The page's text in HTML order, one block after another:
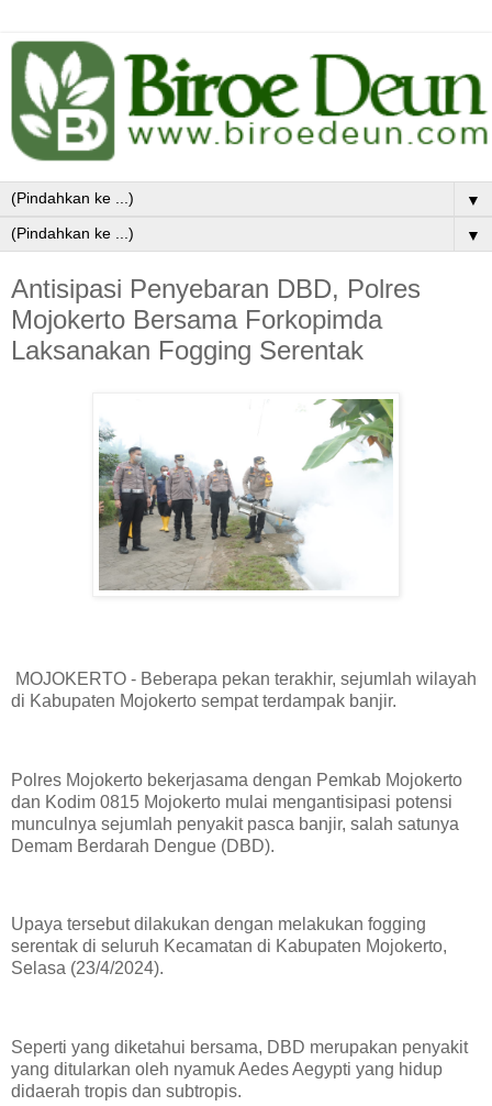
▼
▼
Antisipasi Penyebaran DBD, Polres
Mojokerto Bersama Forkopimda
Laksanakan Fogging Serentak
MOJOKERTO - Beberapa pekan terakhir, sejumlah wilayah
di Kabupaten Mojokerto sempat terdampak banjir.
Polres Mojokerto bekerjasama dengan Pemkab Mojokerto
dan Kodim 0815 Mojokerto mulai mengantisipasi potensi
munculnya sejumlah penyakit pasca banjir, salah satunya
Demam Berdarah Dengue (DBD).
Upaya tersebut dilakukan dengan melakukan fogging
serentak di seluruh Kecamatan di Kabupaten Mojokerto,
Selasa (23/4/2024).
Seperti yang diketahui bersama, DBD merupakan penyakit
yang ditularkan oleh nyamuk Aedes Aegypti yang hidup
didaerah tropis dan subtropis.